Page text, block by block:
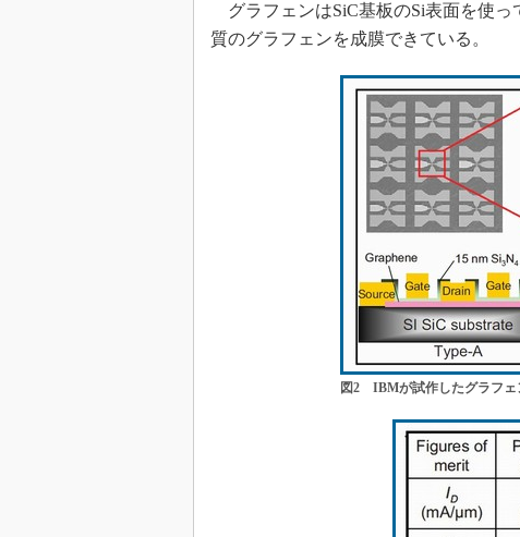
グラフェンはSiC基板のSi表面を使っ
質のグラフェンを成膜できている。
図2 IBMが試作したグラフェ